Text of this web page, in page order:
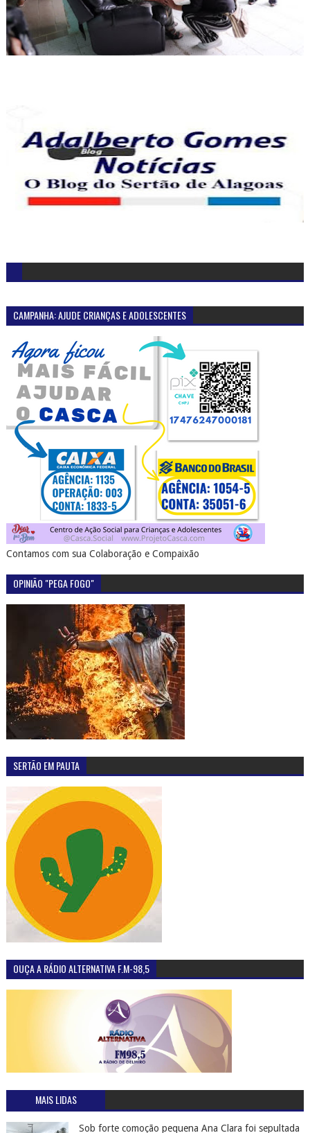
CAMPANHA: AJUDE CRIANÇAS E ADOLESCENTES
Contamos com sua Colaboração e Compaixão
OPINIÃO "PEGA FOGO"
SERTÃO EM PAUTA
OUÇA A RÁDIO ALTERNATIVA F.M-98,5
MAIS LIDAS
Sob forte comoção pequena Ana Clara foi sepultada